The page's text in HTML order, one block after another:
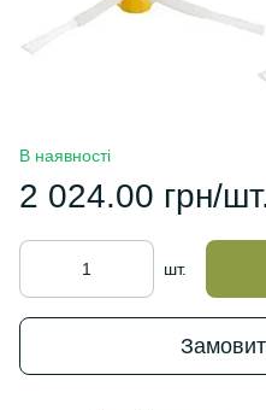
В наявності
2 024.00 грн/
шт.